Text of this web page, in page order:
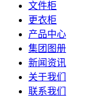
文件柜
更衣柜
产品中心
集团图册
新闻资讯
关于我们
联系我们